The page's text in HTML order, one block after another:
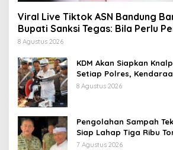
Viral Live Tiktok ASN Bandung
Bupati Sanksi Tegas: Bila Perlu
8 Agustus 2026
KDM Akan Siapkan
Setiap Polres,
Tertangkap Langsung
8 Agustus 2026
Pengolahan Sampah
Siap Lahap Tiga Ribu
Jawa Barat
7 Agustus 2026